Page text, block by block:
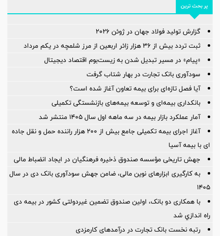
پر بحث ترین
گزارش تولید فولاد جهان در ژوئن ۲۰۲۶
ثبت تردد بیش از ۳۶ هزار زائر اربعین از مرز شلمچه در یکم مرداد
«پیام» در مسیر تبدیل شدن به زیست‌بوم اقتصاد دیجیتال
سودآوری بانک تجارت در بهار شتاب گرفت
آیا فصل تازه‌ای برای بیمه تعاون آغاز شده است؟
بانکداری بیمه‌ای و توسعه بیمه‌های بازنشستگی تکمیلی
آمار عملكرد بازار بیمه در سه ماهه اول سال 1405 منتشر شد
آغاز اجرای بیمه تکمیلی جامع بیش از ۲۰۰ هزار راننده حمل و نقل جاده
ای با بیمه آسیا
جهش تاریخی مؤسسه صندوق ذخیره فرهنگیان در ایجاد انضباط مالی
به کارگیری ابزارهای نوین مالی، ضامن جهش سودآوری بانک دی در سال
۱۴۰۵
با همکاری دو بانک، اولین صندوق تضمین غیردولتی کشور در بیمه دی
راه اندازي شد
رتبه نخست بانک تجارت در درآمدهای کارمزدی